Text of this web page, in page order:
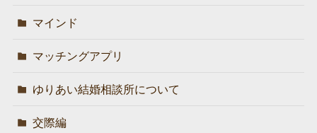
マインド
マッチングアプリ
ゆりあい結婚相談所について
交際編